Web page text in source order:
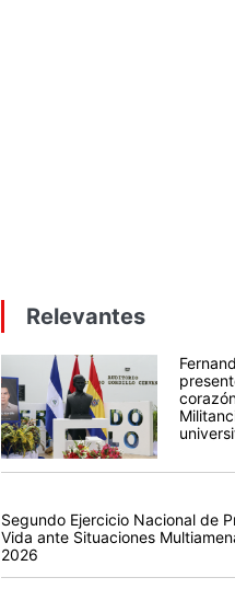
Relevantes
Segundo Ejercicio Nacional de
Vida ante Situaciones
2026